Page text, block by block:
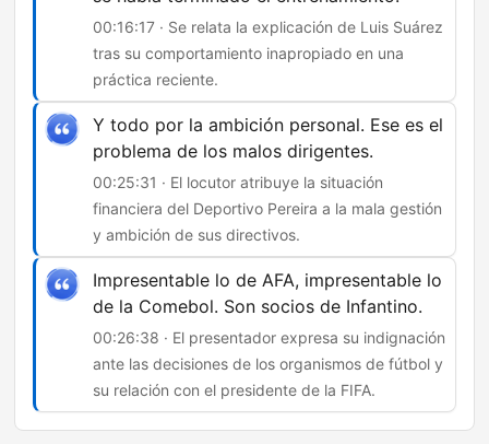
00:16:17 · Se relata la explicación de Luis Suárez
tras su comportamiento inapropiado en una
práctica reciente.
Y todo por la ambición personal. Ese es el
problema de los malos dirigentes.
00:25:31 · El locutor atribuye la situación
financiera del Deportivo Pereira a la mala gestión
y ambición de sus directivos.
Impresentable lo de AFA, impresentable lo
de la Comebol. Son socios de Infantino.
00:26:38 · El presentador expresa su indignación
ante las decisiones de los organismos de fútbol y
su relación con el presidente de la FIFA.